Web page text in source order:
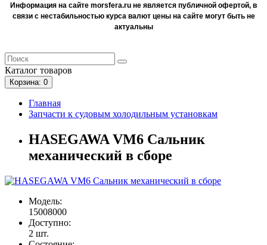
Информация на сайте morsfera.ru не является публичной офертой, в
связи с нестабильностью курса валют цены на сайте могут быть не
актуальны
Каталог товаров
Корзина: 0
Главная
Запчасти к судовым холодильным установкам
HASEGAWA VM6 Сальник
механический в сборе
Модель:
15008000
Доступно:
2 шт.